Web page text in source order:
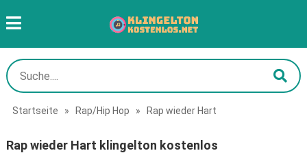
Startseite » Rap/Hip Hop » Rap wieder Hart
Rap wieder Hart klingelton kostenlos